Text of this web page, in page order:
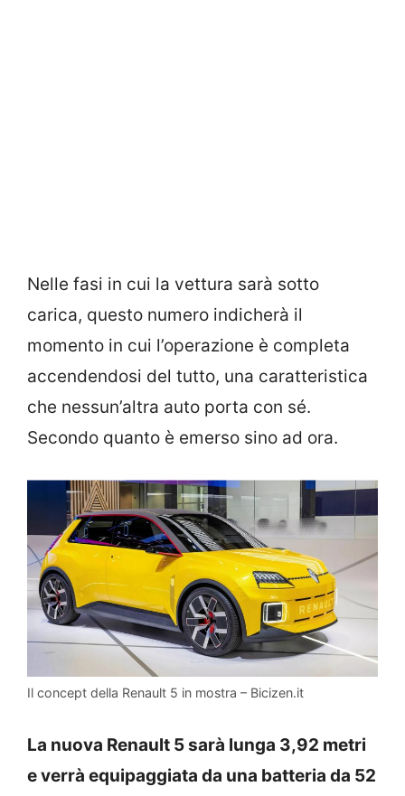
Nelle fasi in cui la vettura sarà sotto
carica, questo numero indicherà il
momento in cui l’operazione è completa
accendendosi del tutto, una caratteristica
che nessun’altra auto porta con sé.
Secondo quanto è emerso sino ad ora.
Il concept della Renault 5 in mostra – Bicizen.it
La nuova Renault 5 sarà lunga 3,92 metri
e verrà equipaggiata da una batteria da 52